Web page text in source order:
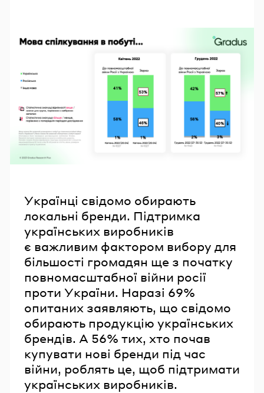
Українці свідомо обирають
локальні бренди. Підтримка
українських виробників
є важливим фактором вибору для
більшості громадян ще з початку
повномасштабної війни росії
проти України. Наразі 69%
опитаних заявляють, що свідомо
обирають продукцію українських
брендів. А 56% тих, хто почав
купувати нові бренди під час
війни, роблять це, щоб підтримати
українських виробників.